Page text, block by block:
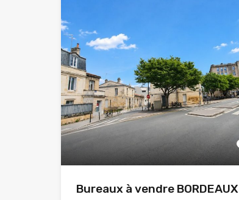
Bureaux à vendre BORDEAUX